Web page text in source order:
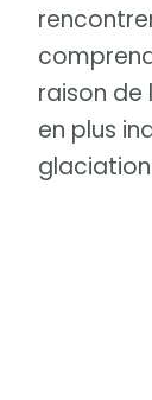
raison de
en plus